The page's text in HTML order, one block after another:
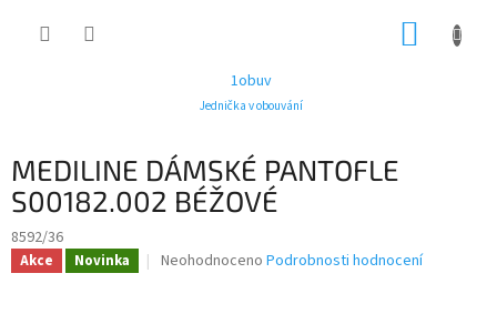
1obuv
Jednička v obouvání
MEDILINE DÁMSKÉ PANTOFLE
S00182.002 BÉŽOVÉ
8592/36
Akce Novinka
Průměrné
Neohodnoceno Podrobnosti hodnocení